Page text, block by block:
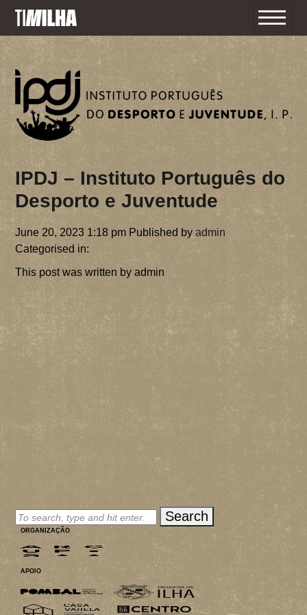
INÍCIO
O TI MILHA
O FESTIVAL
INFORMAÇÕES ÚTEIS
F.A.Q 2026
TERMOS E CONDIÇÕES 2026
PROGRAMA
BILHETES
MERCH
INSCRIÇÕES
PARCEIROS
CONTACTOS
IPDJ – Instituto Português do
Desporto e Juventude
June 20, 2023 1:18 pm Published byadmin
Categorised in:
This post was written by admin
Search
ORGANIZAÇÃO
APOIO